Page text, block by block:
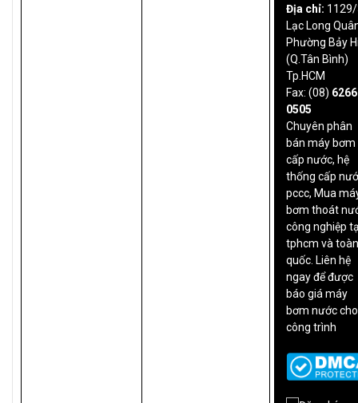
Địa chỉ:
Lạc Long
Phường Bảy
(Q.Tân Bình)
Tp.HCM
Fax: (08) 6266
0505
Chuyên phân
bán máy bơm
cấp nước, hệ
thống cấp
pccc, Mua
bơm thoát
công nghiệp
tphcm và
quốc. Liên hệ
ngay để được
báo giá máy
bơm nước cho
công trình